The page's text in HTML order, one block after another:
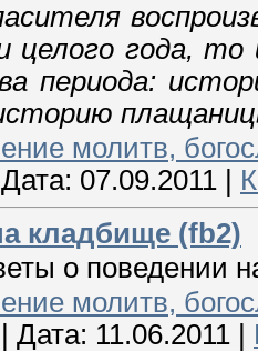
целого года,
периода:
молитв,
Дата: 07.09.2011
кладбище (fb2)
о поведении
молитв,
Дата: 11.06.2011